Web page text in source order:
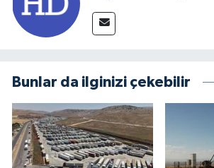
Bunlar da ilginizi çekebilir